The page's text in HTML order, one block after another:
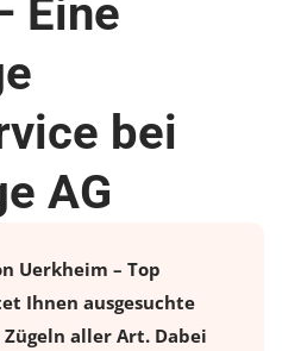
Eine
bei
AG
Uerkheim – Top
Ihnen ausgesuchte
aller Art. Dabei